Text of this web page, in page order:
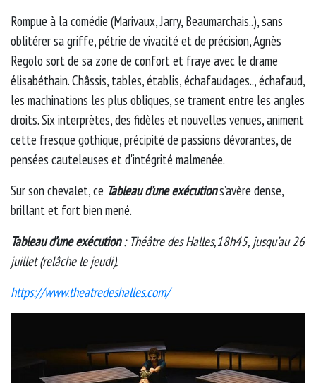
Rompue à la comédie (Marivaux, Jarry, Beaumarchais..), sans
oblitérer sa griffe, pétrie de vivacité et de précision, Agnès
Regolo sort de sa zone de confort et fraye avec le drame
élisabéthain. Châssis, tables, établis, échafaudages.., échafaud,
les machinations les plus obliques, se trament entre les angles
droits. Six interprètes, des fidèles et nouvelles venues, animent
cette fresque gothique, précipité de passions dévorantes, de
pensées cauteleuses et d'intégrité malmenée.
Sur son chevalet, ce Tableau d’une exécutions’avère dense,
brillant et fort bien mené.
Tableau d’une exécution: Théâtre des Halles,18h45, jusqu’au 26
juillet (relâche le jeudi).
https://www.theatredeshalles.com/